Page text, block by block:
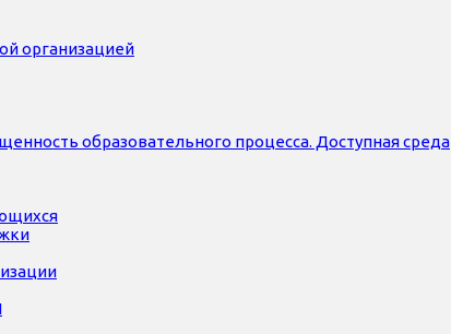
организацией
образовательного процесса. Доступная среда